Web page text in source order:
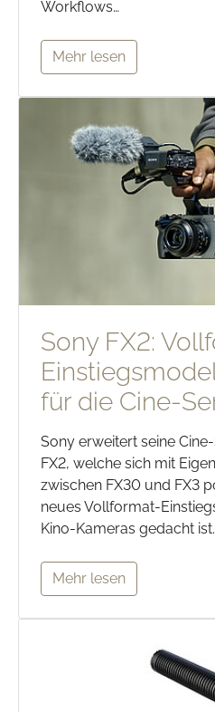
Workflows…
Mehr lesen
Sony FX2:
für die Cine-
Sony erweitert seine
FX2, welche sich mit
zwischen FX30 und FX3
neues Vollformat-
Kino-Kameras gedacht ist.
Mehr lesen